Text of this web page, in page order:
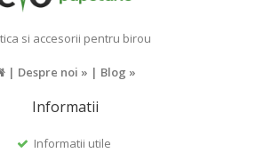
si accesorii pentru birou
| Despre noi » | Blog »
Informatii
Informatii utile